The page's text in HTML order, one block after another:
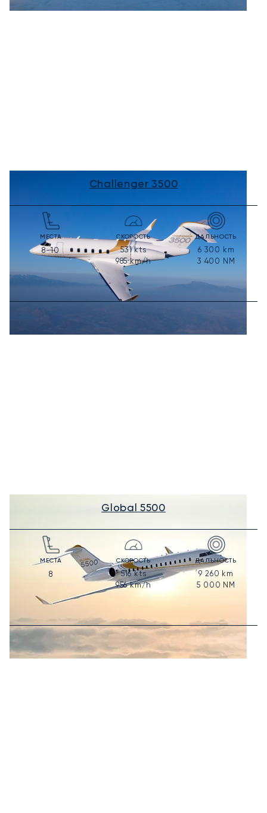
Challenger 3500
МЕСТА
8-10
СКОРОСТЬ
531kts
985km/h
ДАЛЬНОСТЬ
6 300 km
3 400 NM
Global 5500
МЕСТА
8
СКОРОСТЬ
516kts
956km/h
ДАЛЬНОСТЬ
9 260 km
5 000 NM